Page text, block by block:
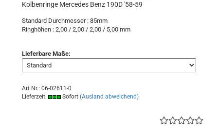
Kolbenringe Mercedes Benz 190D '58-59
Standard Durchmesser : 85mm
Ringhöhen : 2,00 / 2,00 / 2,00 / 5,00 mm
Lieferbare Maße:
Art.Nr.: 06-02611-0
Lieferzeit:
Sofort (Ausland abweichend)